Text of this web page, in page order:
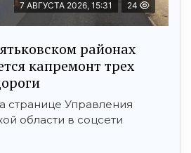
7 АВГУСТА 2026, 15:31 24
районах
капремонт трех
странице Управления
области в соцсети